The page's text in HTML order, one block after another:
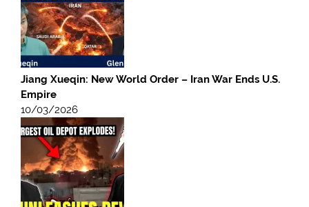
Jiang Xueqin: New World Order – Iran War Ends U.S.
Empire
10/03/2026